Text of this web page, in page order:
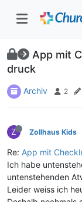
App mit
druck
Archiv 2
Z Zollhaus Kids
Re: App mit
Ich habe
untenstehenden
Leider weiss ich